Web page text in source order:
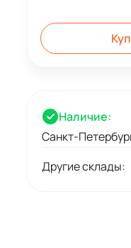
Наличие:
Санкт-
Другие склады: